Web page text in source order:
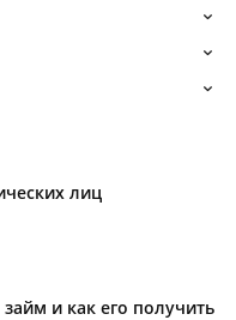
лиц
и как его получить